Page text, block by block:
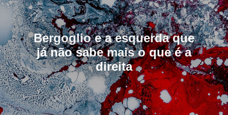
Bergoglio e a esquerda que
já não sabe mais o que é a
direita